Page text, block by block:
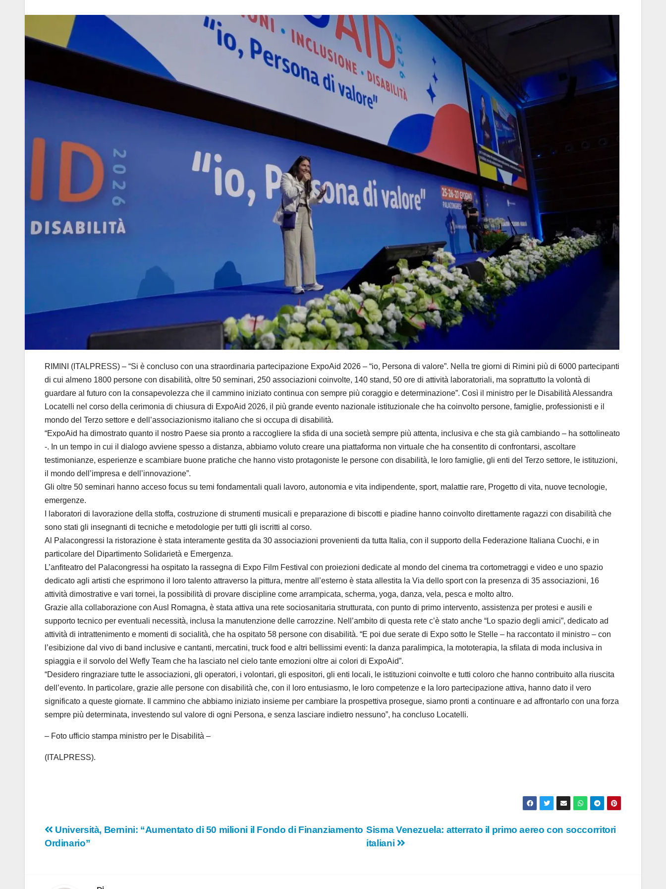
RIMINI (ITALPRESS) – “Si è concluso con una straordinaria partecipazione ExpoAid 2026 – “io, Persona di valore”. Nella tre giorni di Rimini più di 6000 partecipanti
di cui almeno 1800 persone con disabilità, oltre 50 seminari, 250 associazioni coinvolte, 140 stand, 50 ore di attività laboratoriali, ma soprattutto la volontà di
guardare al futuro con la consapevolezza che il cammino iniziato continua con sempre più coraggio e determinazione”. Così il ministro per le Disabilità Alessandra
Locatelli nel corso della cerimonia di chiusura di ExpoAid 2026, il più grande evento nazionale istituzionale che ha coinvolto persone, famiglie, professionisti e il
mondo del Terzo settore e dell’associazionismo italiano che si occupa di disabilità.
“ExpoAid ha dimostrato quanto il nostro Paese sia pronto a raccogliere la sfida di una società sempre più attenta, inclusiva e che sta già cambiando – ha sottolineato
-. In un tempo in cui il dialogo avviene spesso a distanza, abbiamo voluto creare una piattaforma non virtuale che ha consentito di confrontarsi, ascoltare
testimonianze, esperienze e scambiare buone pratiche che hanno visto protagoniste le persone con disabilità, le loro famiglie, gli enti del Terzo settore, le istituzioni,
il mondo dell’impresa e dell’innovazione”.
Gli oltre 50 seminari hanno acceso focus su temi fondamentali quali lavoro, autonomia e vita indipendente, sport, malattie rare, Progetto di vita, nuove tecnologie,
emergenze.
I laboratori di lavorazione della stoffa, costruzione di strumenti musicali e preparazione di biscotti e piadine hanno coinvolto direttamente ragazzi con disabilità che
sono stati gli insegnanti di tecniche e metodologie per tutti gli iscritti al corso.
Al Palacongressi la ristorazione è stata interamente gestita da 30 associazioni provenienti da tutta Italia, con il supporto della Federazione Italiana Cuochi, e in
particolare del Dipartimento Solidarietà e Emergenza.
L’anfiteatro del Palacongressi ha ospitato la rassegna di Expo Film Festival con proiezioni dedicate al mondo del cinema tra cortometraggi e video e uno spazio
dedicato agli artisti che esprimono il loro talento attraverso la pittura, mentre all’esterno è stata allestita la Via dello sport con la presenza di 35 associazioni, 16
attività dimostrative e vari tornei, la possibilità di provare discipline come arrampicata, scherma, yoga, danza, vela, pesca e molto altro.
Grazie alla collaborazione con Ausl Romagna, è stata attiva una rete sociosanitaria strutturata, con punto di primo intervento, assistenza per protesi e ausili e
supporto tecnico per eventuali necessità, inclusa la manutenzione delle carrozzine. Nell’ambito di questa rete c’è stato anche “Lo spazio degli amici”, dedicato ad
attività di intrattenimento e momenti di socialità, che ha ospitato 58 persone con disabilità. “E poi due serate di Expo sotto le Stelle – ha raccontato il ministro – con
l’esibizione dal vivo di band inclusive e cantanti, mercatini, truck food e altri bellissimi eventi: la danza paralimpica, la mototerapia, la sfilata di moda inclusiva in
spiaggia e il sorvolo del Wefly Team che ha lasciato nel cielo tante emozioni oltre ai colori di ExpoAid”.
“Desidero ringraziare tutte le associazioni, gli operatori, i volontari, gli espositori, gli enti locali, le istituzioni coinvolte e tutti coloro che hanno contribuito alla riuscita
dell’evento. In particolare, grazie alle persone con disabilità che, con il loro entusiasmo, le loro competenze e la loro partecipazione attiva, hanno dato il vero
significato a queste giornate. Il cammino che abbiamo iniziato insieme per cambiare la prospettiva prosegue, siamo pronti a continuare e ad affrontarlo con una forza
sempre più determinata, investendo sul valore di ogni Persona, e senza lasciare indietro nessuno”, ha concluso Locatelli.
– Foto ufficio stampa ministro per le Disabilità –
(ITALPRESS).
Navigazione
Sisma Venezuela: atterrato il primo aereo con soccorritori
italiani
Università, Bernini: “Aumentato di 50 milioni il Fondo di Finanziamento
Ordinario”